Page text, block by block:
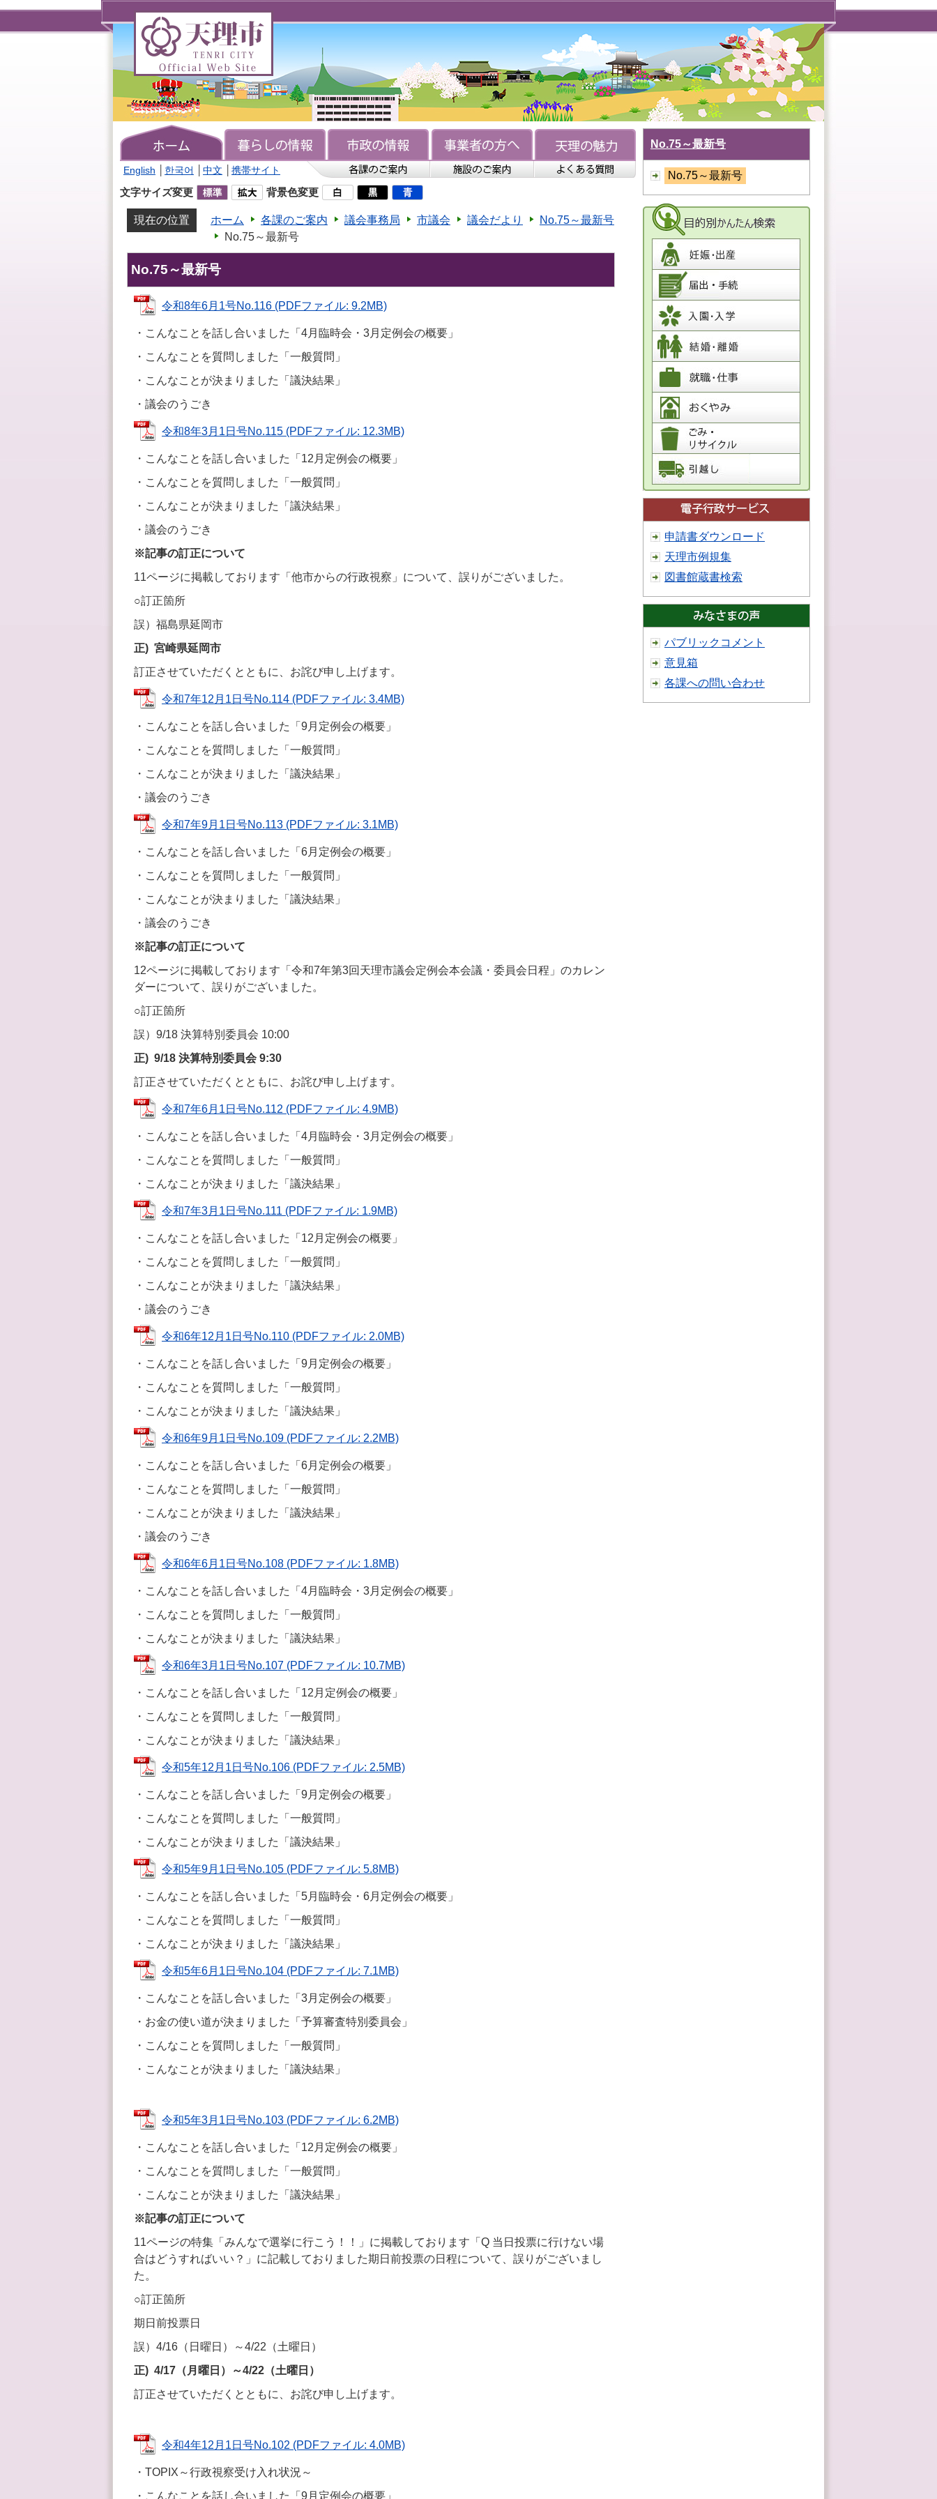
理
TENRI
Official
Site
English 한국어 中文 携帯サイト
文字サイズ変更 背景色変更
現在の位置 ホーム 各課のご案内 議会事務局 市議会 議会だより
No.75～最新号
No.75～最新号
No.75～最新号
令和8年6月1号No.116 (PDFファイル: 9.2MB)
・こんなことを話し合いました「4月臨時会・3月定例会の概要」
・こんなことを質問しました「一般質問」
・こんなことが決まりました「議決結果」
・議会のうごき
令和8年3月1日号No.115 (PDFファイル: 12.3MB)
・こんなことを話し合いました「12月定例会の概要」
・こんなことを質問しました「一般質問」
・こんなことが決まりました「議決結果」
・議会のうごき
※記事の訂正について
11ページに掲載しております「他市からの行政視察」について、誤りがございました。
○訂正箇所
誤）福島県延岡市
正) 宮崎県延岡市
訂正させていただくとともに、お詫び申し上げます。
令和7年12月1日号No.114 (PDFファイル: 3.4MB)
・こんなことを話し合いました「9月定例会の概要」
・こんなことを質問しました「一般質問」
・こんなことが決まりました「議決結果」
・議会のうごき
令和7年9月1日号No.113 (PDFファイル: 3.1MB)
・こんなことを話し合いました「6月定例会の概要」
・こんなことを質問しました「一般質問」
・こんなことが決まりました「議決結果」
・議会のうごき
※記事の訂正について
12ページに掲載しております「令和7年第3回天理市議会定例会本会議・委員会日程」のカレン
ダーについて、誤りがございました。
○訂正箇所
誤）9/18 決算特別委員会 10:00
正) 9/18 決算特別委員会 9:30
訂正させていただくとともに、お詫び申し上げます。
令和7年6月1日号No.112 (PDFファイル: 4.9MB)
・こんなことを話し合いました「4月臨時会・3月定例会の概要」
・こんなことを質問しました「一般質問」
・こんなことが決まりました「議決結果」
令和7年3月1日号No.111 (PDFファイル: 1.9MB)
・こんなことを話し合いました「12月定例会の概要」
・こんなことを質問しました「一般質問」
・こんなことが決まりました「議決結果」
・議会のうごき
令和6年12月1日号No.110 (PDFファイル: 2.0MB)
・こんなことを話し合いました「9月定例会の概要」
・こんなことを質問しました「一般質問」
・こんなことが決まりました「議決結果」
令和6年9月1日号No.109 (PDFファイル: 2.2MB)
・こんなことを話し合いました「6月定例会の概要」
・こんなことを質問しました「一般質問」
・こんなことが決まりました「議決結果」
・議会のうごき
令和6年6月1日号No.108 (PDFファイル: 1.8MB)
・こんなことを話し合いました「4月臨時会・3月定例会の概要」
・こんなことを質問しました「一般質問」
・こんなことが決まりました「議決結果」
令和6年3月1日号No.107 (PDFファイル: 10.7MB)
・こんなことを話し合いました「12月定例会の概要」
・こんなことを質問しました「一般質問」
・こんなことが決まりました「議決結果」
令和5年12月1日号No.106 (PDFファイル: 2.5MB)
・こんなことを話し合いました「9月定例会の概要」
・こんなことを質問しました「一般質問」
・こんなことが決まりました「議決結果」
令和5年9月1日号No.105 (PDFファイル: 5.8MB)
・こんなことを話し合いました「5月臨時会・6月定例会の概要」
・こんなことを質問しました「一般質問」
・こんなことが決まりました「議決結果」
令和5年6月1日号No.104 (PDFファイル: 7.1MB)
・こんなことを話し合いました「3月定例会の概要」
・お金の使い道が決まりました「予算審査特別委員会」
・こんなことを質問しました「一般質問」
・こんなことが決まりました「議決結果」
令和5年3月1日号No.103 (PDFファイル: 6.2MB)
・こんなことを話し合いました「12月定例会の概要」
・こんなことを質問しました「一般質問」
・こんなことが決まりました「議決結果」
※記事の訂正について
11ページの特集「みんなで選挙に行こう！！」に掲載しております「Q 当日投票に行けない場
合はどうすればいい？」に記載しておりました期日前投票の日程について、誤りがございまし
た。
○訂正箇所
期日前投票日
誤）4/16（日曜日）～4/22（土曜日）
正) 4/17（月曜日）～4/22（土曜日）
訂正させていただくとともに、お詫び申し上げます。
令和4年12月1日号No.102 (PDFファイル: 4.0MB)
・TOPIX～行政視察受け入れ状況～
・こんなことを話し合いました「9月定例会の概要」
No.75～最新号
No.75～最新号
申請書ダウンロード
天理市例規集
図書館蔵書検索
パブリックコメント
意見箱
各課への問い合わせ